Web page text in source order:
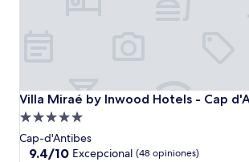
Villa Miraé by Inwood Hotels - Cap
Villa Miraé by Inwood Hotels - Cap
Propiedad
de
5.0
Cap-d'Antibes
9.4
9.4/10 Excepcional (48 opiniones)